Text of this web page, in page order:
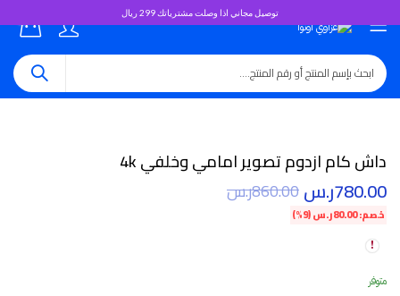
توصيل مجاني اذا وصلت مشترياتك 299 ريال
داش كام ازدوم تصوير امامي وخلفي 4k
780.00ر.س860.00ر.س
خصم:80.00ر.س(9%)
متوفر